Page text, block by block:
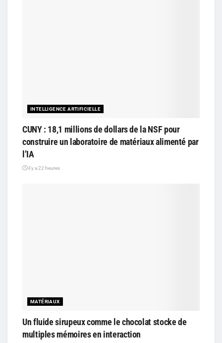
INTELLIGENCE ARTIFICIELLE
CUNY : 18,1 millions de dollars de la NSF pour
construire un laboratoire de matériaux alimenté par
l’IA
il y a 22 heures
MATÉRIAUX
Un fluide sirupeux comme le chocolat stocke de
multiples mémoires en interaction